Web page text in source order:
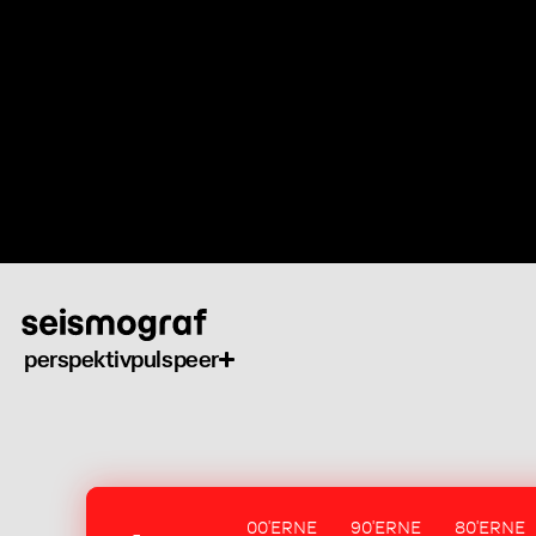
perspektivpulspeer
00'ERNE 90'ERNE 80'ERNE